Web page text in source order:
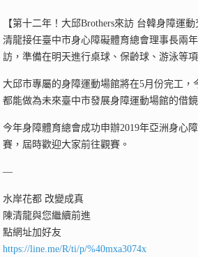
【第十二年！大邱Brothers來訪 台韓身障運動
清龍接任臺中市身心障礙體育總會理事長兩
訪，準備在明天進行桌球、保齡球、游泳等
大邱市專屬的身障運動場館將在5月份完工
都能做為未來臺中市發展身障運動場館的借
今年身障體育總會成功申辦2019年亞洲身心
賽，屆時歡迎大家前往觀賽。
—
水岸花都 改變成真
陳清龍與您繼續前進
點網址加好友
https://line.me/R/ti/p/%40mxa3074x